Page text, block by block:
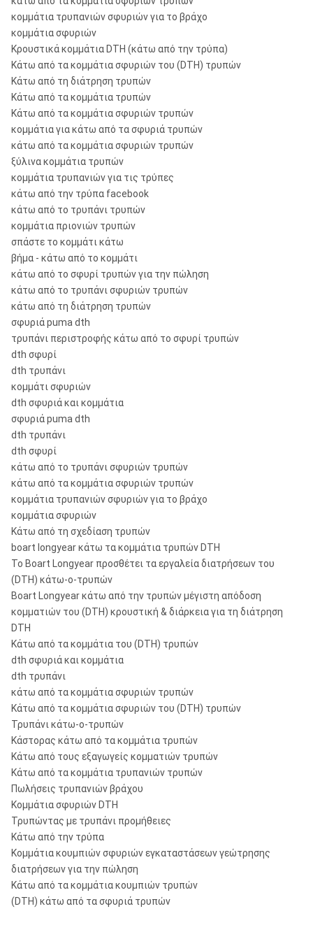
κομμάτια τρυπανιών σφυριών για το βράχο
κομμάτια σφυριών
Κρουστικά κομμάτια DTH (κάτω από την τρύπα)
Κάτω από τα κομμάτια σφυριών του (DTH) τρυπών
Κάτω από τη διάτρηση τρυπών
Κάτω από τα κομμάτια τρυπών
Κάτω από τα κομμάτια σφυριών τρυπών
κομμάτια για κάτω από τα σφυριά τρυπών
κάτω από τα κομμάτια σφυριών τρυπών
ξύλινα κομμάτια τρυπών
κομμάτια τρυπανιών για τις τρύπες
κάτω από την τρύπα facebook
κάτω από το τρυπάνι τρυπών
κομμάτια πριονιών τρυπών
σπάστε το κομμάτι κάτω
βήμα - κάτω από το κομμάτι
κάτω από το σφυρί τρυπών για την πώληση
κάτω από το τρυπάνι σφυριών τρυπών
κάτω από τη διάτρηση τρυπών
σφυριά puma dth
τρυπάνι περιστροφής κάτω από το σφυρί τρυπών
dth σφυρί
dth τρυπάνι
κομμάτι σφυριών
dth σφυριά και κομμάτια
σφυριά puma dth
dth τρυπάνι
dth σφυρί
κάτω από το τρυπάνι σφυριών τρυπών
κάτω από τα κομμάτια σφυριών τρυπών
κομμάτια τρυπανιών σφυριών για το βράχο
κομμάτια σφυριών
Κάτω από τη σχεδίαση τρυπών
boart longyear κάτω τα κομμάτια τρυπών DTH
Το Boart Longyear προσθέτει τα εργαλεία διατρήσεων του
(DTH) κάτω-ο-τρυπών
Boart Longyear κάτω από την τρυπών μέγιστη απόδοση
κομματιών του (DTH) κρουστική & διάρκεια για τη διάτρηση
DTH
Κάτω από τα κομμάτια του (DTH) τρυπών
dth σφυριά και κομμάτια
dth τρυπάνι
κάτω από τα κομμάτια σφυριών τρυπών
Κάτω από τα κομμάτια σφυριών του (DTH) τρυπών
Τρυπάνι κάτω-ο-τρυπών
Κάστορας κάτω από τα κομμάτια τρυπών
Κάτω από τους εξαγωγείς κομματιών τρυπών
Κάτω από τα κομμάτια τρυπανιών τρυπών
Πωλήσεις τρυπανιών βράχου
Κομμάτια σφυριών DTH
Τρυπώντας με τρυπάνι προμήθειες
Κάτω από την τρύπα
Κομμάτια κουμπιών σφυριών εγκαταστάσεων γεώτρησης
διατρήσεων για την πώληση
Κάτω από τα κομμάτια κουμπιών τρυπών
(DTH) κάτω από τα σφυριά τρυπών